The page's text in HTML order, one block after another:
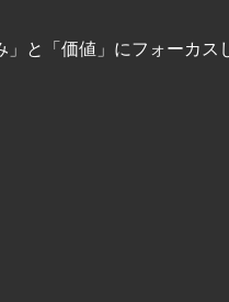
」と「価値」にフォーカス